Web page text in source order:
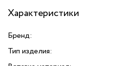
Характеристики
Бренд:
Тип изделия: